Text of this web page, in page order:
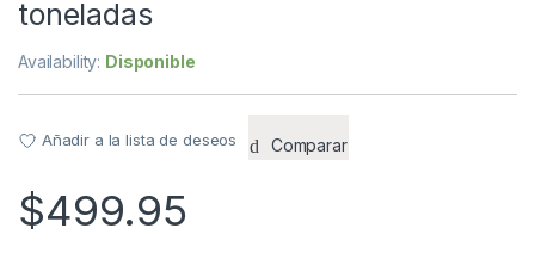
toneladas
Availability: Disponible
Añadir a la lista de deseos Comparar
$499.95